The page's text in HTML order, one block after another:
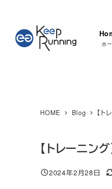
ホ
HOME Blog 【ト
【トレーニン
投稿日
2024年2月28日